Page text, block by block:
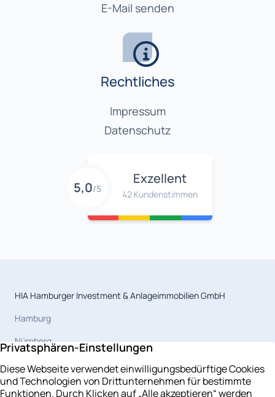
E-Mail senden
Rechtliches
Impressum
Datenschutz
5,0/5
Exzellent
42 Kundenstimmen
HIA Hamburger Investment & Anlageimmobilien GmbH
Hamburg
Nürnberg
Magdeburg
Celle